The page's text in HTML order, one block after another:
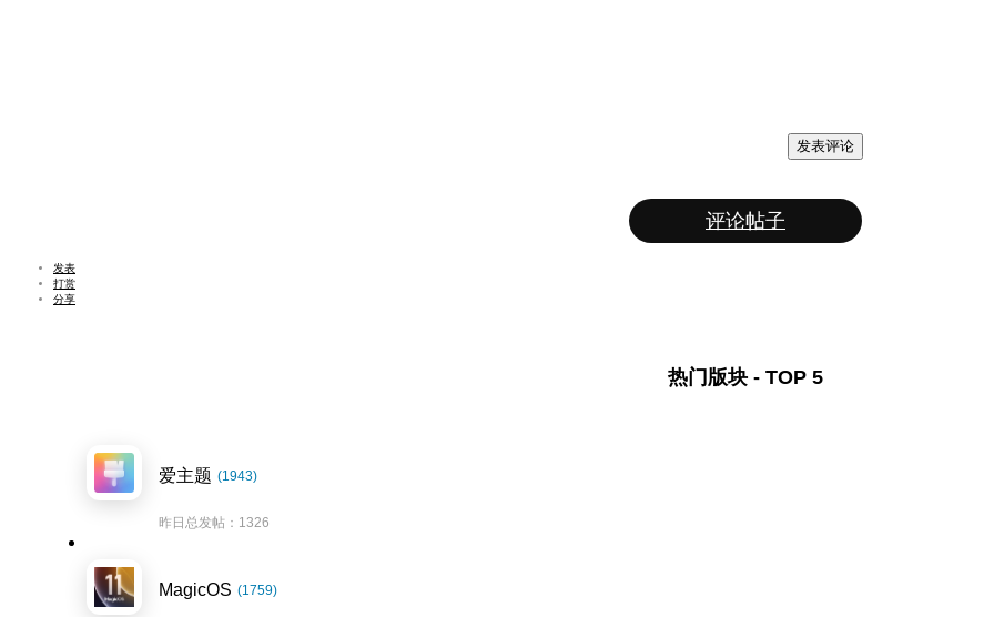
发表评论
评论帖子
发表
打赏
分享
热门版块 - TOP 5
爱主题 (1943)
昨日总发帖：1326
MagicOS (1759)